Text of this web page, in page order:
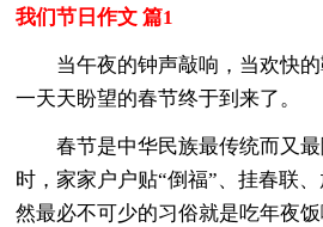
我们节日作文 篇1
当午夜的钟声敲响，当欢快
一天天盼望的春节终于到来了。
春节是中华民族最传统而又最
时，家家户户贴“倒福”、挂春联
然最必不可少的习俗就是吃年夜